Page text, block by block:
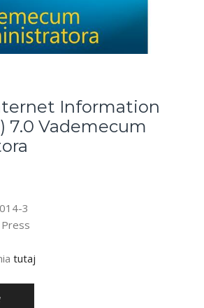
Information
7.0 Vademecum
3
tutaj